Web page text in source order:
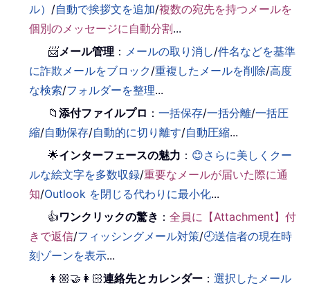
ル） /自動で挨拶文を追加/複数の宛先を持つメールを
個別のメッセージに自動分割...
📨メール管理 ： メールの取り消し/件名などを基準
に詐欺メールをブロック/重複したメールを削除/高度
な検索/フォルダーを整理...
📁添付ファイルプロ ：一括保存/一括分離/一括圧
縮/自動保存/自動的に切り離す/自動圧縮...
🌟インターフェースの魅力 ： 😊さらに美しくクー
ルな絵文字を多数収録/重要なメールが届いた際に通
知/Outlook を閉じる代わりに最小化...
👍ワンクリックの驚き ：全員に【Attachment】付
きで返信/フィッシングメール対策/🕘送信者の現在時
刻ゾーンを表示...
👩🏼‍🤝‍👩🏻連絡先とカレンダー ：選択したメール